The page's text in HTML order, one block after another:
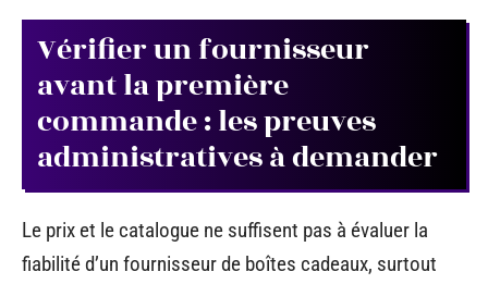
Vérifier un fournisseur
avant la première
commande : les preuves
administratives à demander
Le prix et le catalogue ne suffisent pas à évaluer la
fiabilité d’un fournisseur de boîtes cadeaux, surtout